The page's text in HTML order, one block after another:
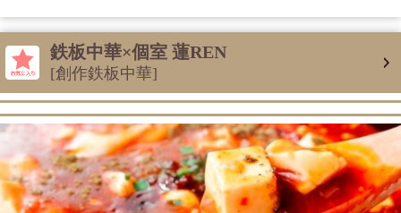
鉄板中華×個室 蓮REN
[創作鉄板中華]